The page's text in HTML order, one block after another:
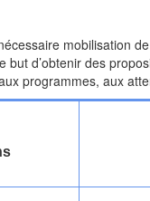
mobilisation
but d’obtenir des
programmes, aux